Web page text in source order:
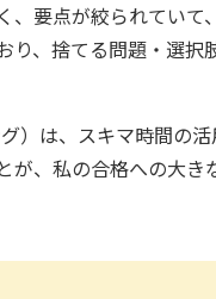
、要点が絞られてい
り、捨てる問題・選
）は、スキマ時間の
、私の合格への大き